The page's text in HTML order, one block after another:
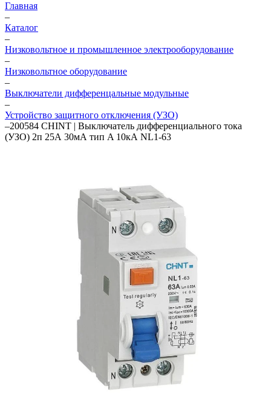
Главная
–
Каталог
–
Низковольтное и промышленное электрооборудование
–
Низковольтное оборудование
–
Выключатели дифференцальные модульные
–
Устройство защитного отключения (УЗО)
–200584 CHINT | Выключатель дифференциального тока
(УЗО) 2п 25А 30мА тип A 10кА NL1-63